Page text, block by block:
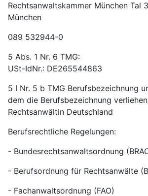
Rechtsanwaltskammer München Tal
München
089 532944-0
5 Abs. 1 Nr. 6 TMG:
USt-IdNr.: DE265544863
5 I Nr. 5 b TMG Berufsbezeichnung
dem die Berufsbezeichnung
Rechtsanwältin Deutschland
Berufsrechtliche Regelungen:
- Bundesrechtsanwaltsordnung
- Berufsordnung für Rechtsanwälte
- Fachanwaltsordnung (FAO)